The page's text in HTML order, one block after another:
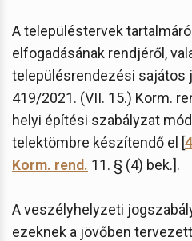
A településtervek
elfogadásának rendjéről,
településrendezési sajátos
419/2021. (VII. 15.) Korm.
helyi építési szabályzat
telektömbre készítendő el [
Korm. rend. 11. § (4) bek.].
A veszélyhelyzeti
ezeknek a jövőben